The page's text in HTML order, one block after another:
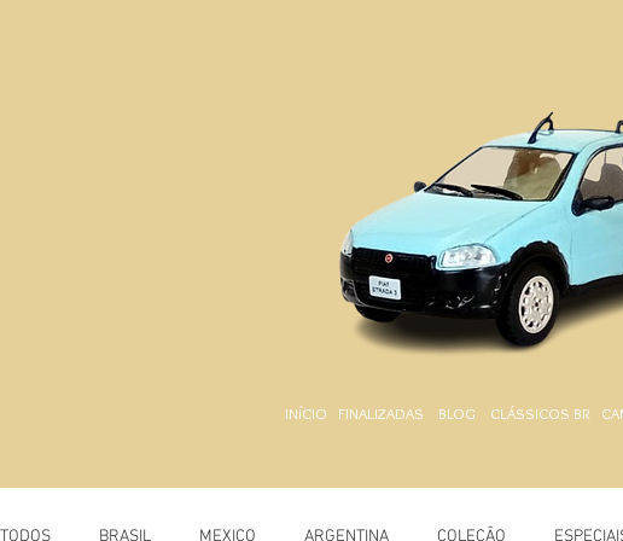
INÍCIO FINALIZADAS BLOG CLÁSSICOS BR
TODOS BRASIL MEXICO ARGENTINA COLEÇÃO